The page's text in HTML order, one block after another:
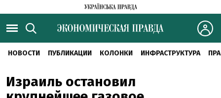
НОВОСТИ ПУБЛИКАЦИИ КОЛОНКИ ИНФРАСТРУКТУРА
Израиль остановил